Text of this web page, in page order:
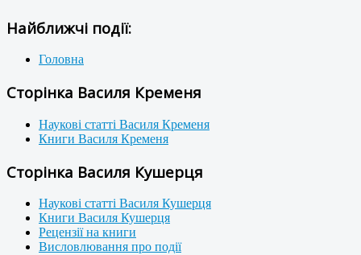
Найближчі події:
Головна
Сторінка Василя Кременя
Наукові статті Василя Кременя
Книги Василя Кременя
Сторінка Василя Кушерця
Наукові статті Василя Кушерця
Книги Василя Кушерця
Рецензії на книги
Висловлювання про події